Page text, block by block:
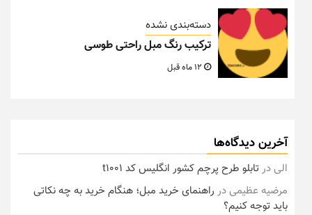
دسته‌بندی نشده
ترکیب رنگ مبل راحتی طوسی
آخرین دیدگاه‌ها
الیدرتابلو طرح پرچم کشور انگلیس کد t1001
مرضیه عظیمیدر راهنمای خرید مبل؛ هنگام خرید به چه نکاتی
باید توجه کنیم؟